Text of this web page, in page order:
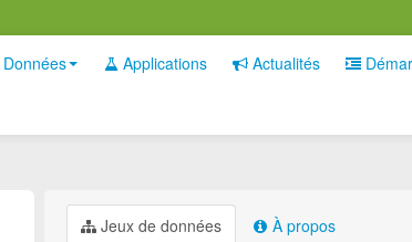
Données Applications Actualités
Jeux de données À propos